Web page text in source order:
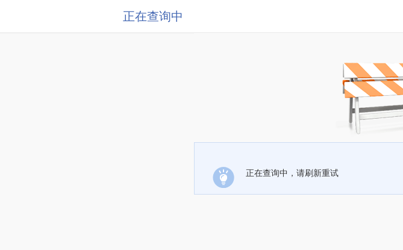
正在查询中
正在查询中，请刷新重试